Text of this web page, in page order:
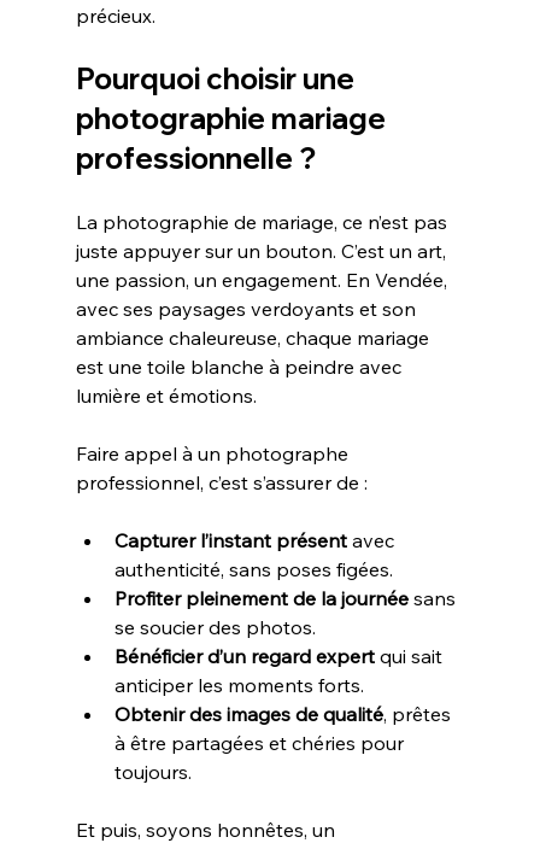
précieux.
Pourquoi choisir une
photographie mariage
professionnelle ?
La photographie de mariage, ce n’est pas
juste appuyer sur un bouton. C’est un art,
une passion, un engagement. En Vendée,
avec ses paysages verdoyants et son
ambiance chaleureuse, chaque mariage
est une toile blanche à peindre avec
lumière et émotions.
Faire appel à un photographe
professionnel, c’est s’assurer de :
Capturer l’instant présent avec
authenticité, sans poses figées.
Profiter pleinement de la journée sans
se soucier des photos.
Bénéficier d’un regard expert qui sait
anticiper les moments forts.
Obtenir des images de qualité, prêtes
à être partagées et chéries pour
toujours.
Et puis, soyons honnêtes, un